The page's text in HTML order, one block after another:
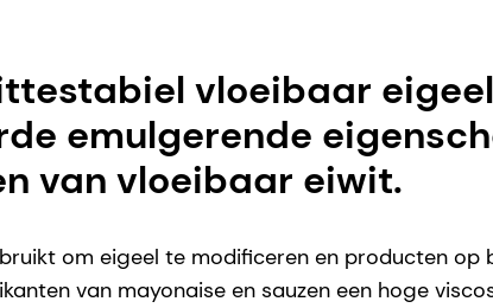
vloeibaar
emulgerende
van vloeibaar eiwit.
om eigeel te modificeren en producten op
van mayonaise en sauzen een hoge